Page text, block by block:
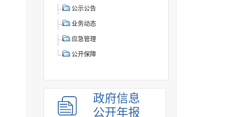
公示公告
业务动态
应急管理
公开保障
政府信息
公开年报